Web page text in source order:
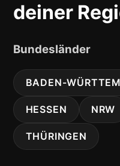
deiner
Bundesländer
BADEN-
HESSEN NRW
THÜRINGEN